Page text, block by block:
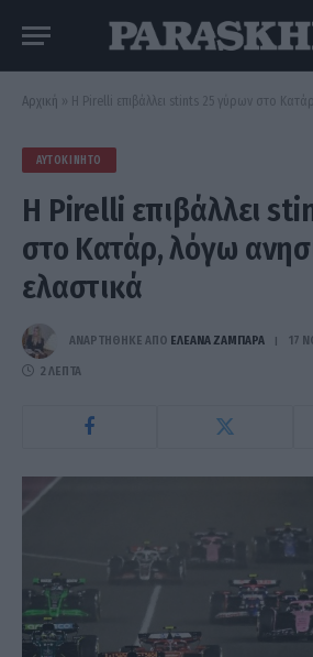
Αρχική » Η Pirelli επιβάλλει stints 25 γύρων στο Κατάρ,
ΑΥΤΟΚΊΝΗΤΟ
Η Pirelli επιβάλλει
στο Κατάρ, λόγω
ελαστικά
ΑΝΑΡΤΗΘΗΚΕ ΑΠΟ ΕΛΕΑΝΑ ΖΑΜΠΑΡΑ 17
2 ΛΕΠΤΆ